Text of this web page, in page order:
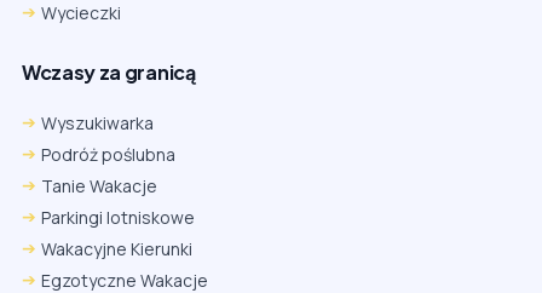
Wycieczki
Wczasy za granicą
Wyszukiwarka
Podróż poślubna
Tanie Wakacje
Parkingi lotniskowe
Wakacyjne Kierunki
Egzotyczne Wakacje